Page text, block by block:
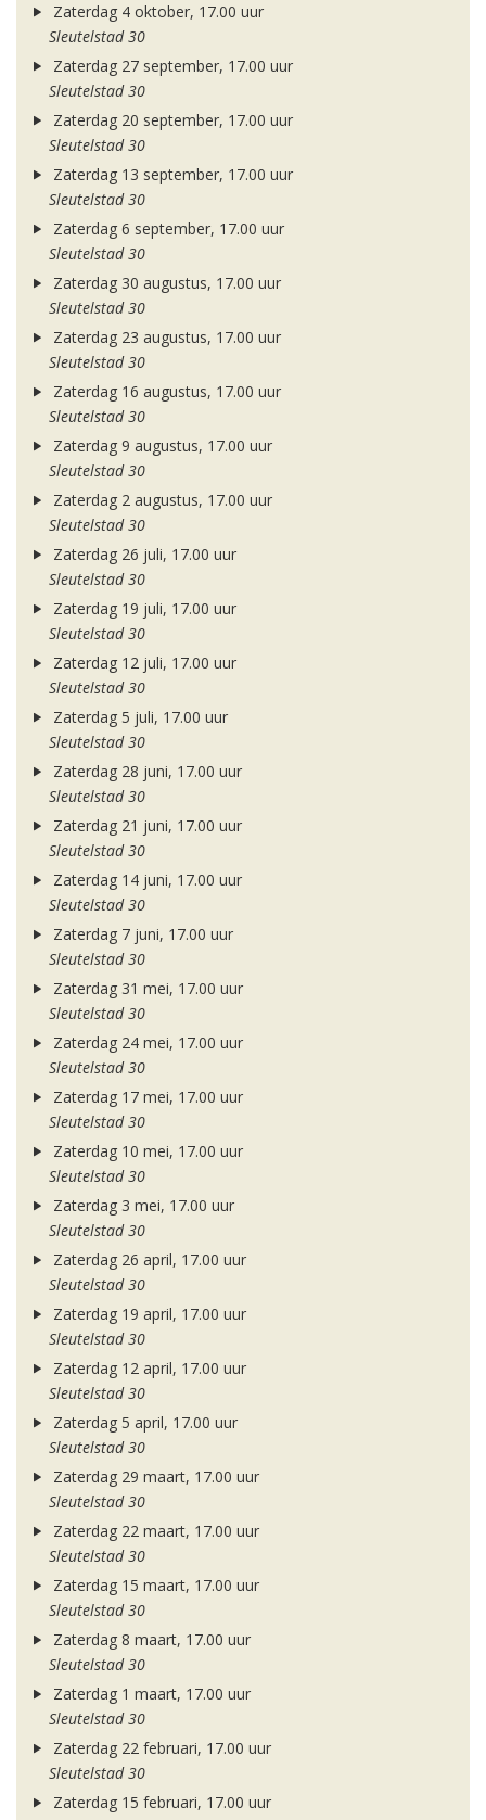
Zaterdag 4 oktober, 17.00 uur
Sleutelstad 30
Zaterdag 27 september, 17.00 uur
Sleutelstad 30
Zaterdag 20 september, 17.00 uur
Sleutelstad 30
Zaterdag 13 september, 17.00 uur
Sleutelstad 30
Zaterdag 6 september, 17.00 uur
Sleutelstad 30
Zaterdag 30 augustus, 17.00 uur
Sleutelstad 30
Zaterdag 23 augustus, 17.00 uur
Sleutelstad 30
Zaterdag 16 augustus, 17.00 uur
Sleutelstad 30
Zaterdag 9 augustus, 17.00 uur
Sleutelstad 30
Zaterdag 2 augustus, 17.00 uur
Sleutelstad 30
Zaterdag 26 juli, 17.00 uur
Sleutelstad 30
Zaterdag 19 juli, 17.00 uur
Sleutelstad 30
Zaterdag 12 juli, 17.00 uur
Sleutelstad 30
Zaterdag 5 juli, 17.00 uur
Sleutelstad 30
Zaterdag 28 juni, 17.00 uur
Sleutelstad 30
Zaterdag 21 juni, 17.00 uur
Sleutelstad 30
Zaterdag 14 juni, 17.00 uur
Sleutelstad 30
Zaterdag 7 juni, 17.00 uur
Sleutelstad 30
Zaterdag 31 mei, 17.00 uur
Sleutelstad 30
Zaterdag 24 mei, 17.00 uur
Sleutelstad 30
Zaterdag 17 mei, 17.00 uur
Sleutelstad 30
Zaterdag 10 mei, 17.00 uur
Sleutelstad 30
Zaterdag 3 mei, 17.00 uur
Sleutelstad 30
Zaterdag 26 april, 17.00 uur
Sleutelstad 30
Zaterdag 19 april, 17.00 uur
Sleutelstad 30
Zaterdag 12 april, 17.00 uur
Sleutelstad 30
Zaterdag 5 april, 17.00 uur
Sleutelstad 30
Zaterdag 29 maart, 17.00 uur
Sleutelstad 30
Zaterdag 22 maart, 17.00 uur
Sleutelstad 30
Zaterdag 15 maart, 17.00 uur
Sleutelstad 30
Zaterdag 8 maart, 17.00 uur
Sleutelstad 30
Zaterdag 1 maart, 17.00 uur
Sleutelstad 30
Zaterdag 22 februari, 17.00 uur
Sleutelstad 30
Zaterdag 15 februari, 17.00 uur